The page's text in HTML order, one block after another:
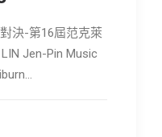
決-第16屆范克萊
Jen-Pin Music